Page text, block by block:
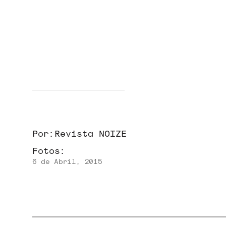
Por: Revista NOIZE
Fotos:
6 de Abril, 2015